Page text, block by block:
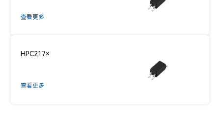
查看更多
HPC217×
查看更多